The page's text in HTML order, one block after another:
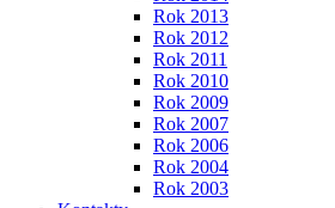
Rok 2013
Rok 2012
Rok 2011
Rok 2010
Rok 2009
Rok 2007
Rok 2006
Rok 2004
Rok 2003